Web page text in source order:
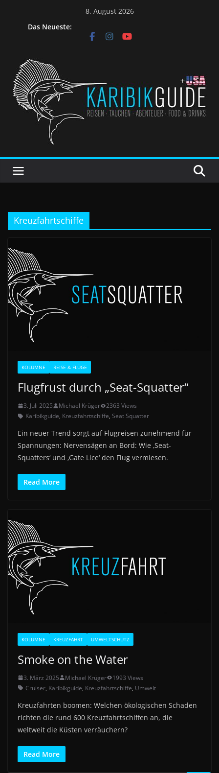
8. August 2026
Das Neueste:
Kreuzfahrtschiffe
KOLUMNE REISE & FLÜGE
Flugfrust durch „Seat-Squatter“
3. Juli 2025 Michael Krüger
2363 Views
Karibikguide, Kreuzfahrtschiffe, Seat Squatter
Ein neuer Trend sorgt auf Flugreisen zunehmend für
Spannungen: Nervensägen an Bord: Wie ‚Seat-
Squatters‘ und ‚Gate Lice‘ den Flug vermiesen.
Read More
KOLUMNE KREUZFAHRT UMWELTSCHUTZ
Smoke on the Water
3. März 2025 Michael Krüger
1993 Views
Cruiser, Karibikguide, Kreuzfahrtschiffe, Umwelt
Kreuzfahrten boomen: Welchen ökologischen Schaden
richten die rund 600 Kreuzfahrtschiffen an, die
weltweit die Küsten verräuchern?
Read More